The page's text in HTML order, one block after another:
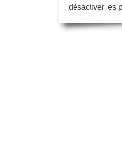
désactiver les